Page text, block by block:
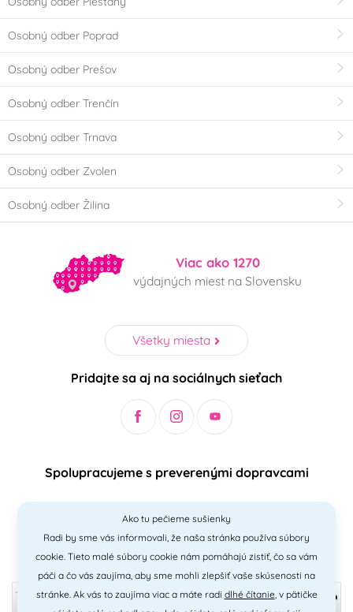
Osobný odber Poprad
Osobný odber Prešov
Osobný odber Trenčín
Osobný odber Trnava
Osobný odber Zvolen
Osobný odber Žilina
Viac ako 1270
výdajných miest na Slovensku
Všetky miesta
Pridajte sa aj na sociálnych sieťach
Spolupracujeme s preverenými dopravcami
Bezpečný a jednoduchý spôsob platieb
Ako tu pečieme sušienky
Radi by sme vás informovali, že naša stránka používa súbory
cookie. Tieto malé súbory cookie nám pomáhajú zistiť, čo sa vám
páči a čo vás zaujíma, aby sme mohli zlepšiť vaše skúsenosti na
stránke. Ak vás to zaujíma viac a máte radi dlhé čítanie, v pätičke